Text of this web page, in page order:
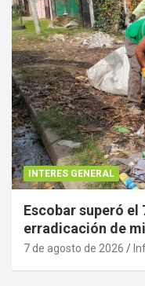
INTERES GENERAL
Escobar superó el
erradicación de
7 de agosto de 2026